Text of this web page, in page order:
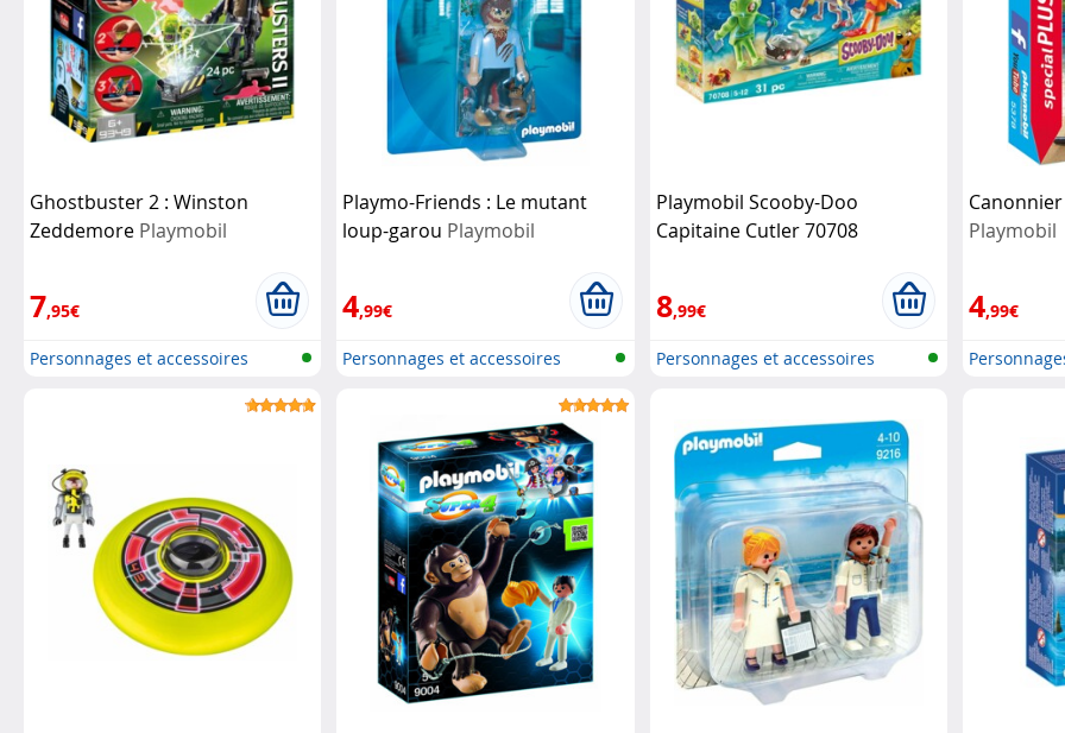
Ghostbuster 2 : Winston
Zeddemore Playmobil
7,95€
Personnages et accessoires
Playmo-Friends : Le mutant
loup-garou Playmobil
4,99€
Personnages et accessoires
Playmobil Scooby-Doo
Capitaine Cutler 70708
8,99€
Personnages et accessoires
Playmobil
4,99€